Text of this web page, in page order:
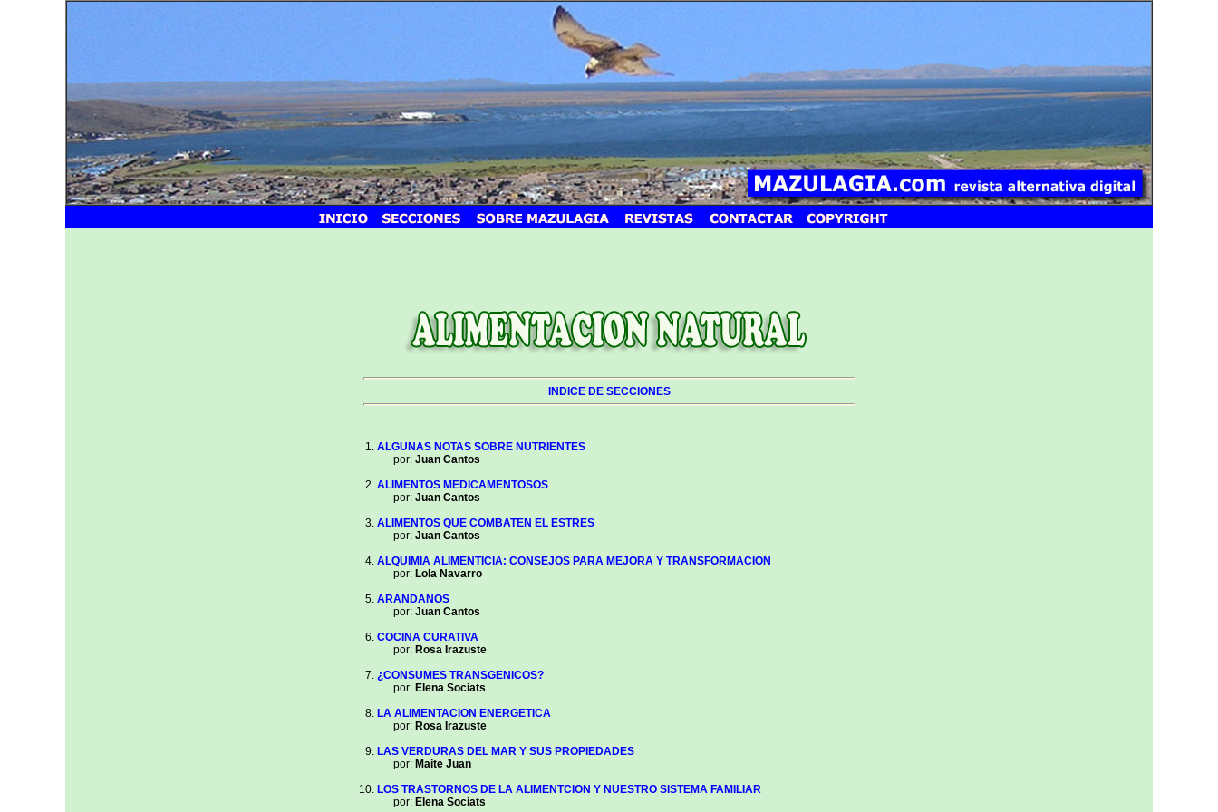
INDICE DE SECCIONES
ALGUNAS NOTAS SOBRE NUTRIENTES
por: Juan Cantos
ALIMENTOS MEDICAMENTOSOS
por: Juan Cantos
ALIMENTOS QUE COMBATEN EL ESTRES
por: Juan Cantos
ALQUIMIA ALIMENTICIA: CONSEJOS PARA MEJORA Y TRANSFORMACION
por: Lola Navarro
ARANDANOS
por: Juan Cantos
COCINA CURATIVA
por: Rosa Irazuste
¿CONSUMES TRANSGENICOS?
por: Elena Sociats
LA ALIMENTACION ENERGETICA
por: Rosa Irazuste
LAS VERDURAS DEL MAR Y SUS PROPIEDADES
por: Maite Juan
LOS TRASTORNOS DE LA ALIMENTCION Y NUESTRO SISTEMA FAMILIAR
por: Elena Sociats